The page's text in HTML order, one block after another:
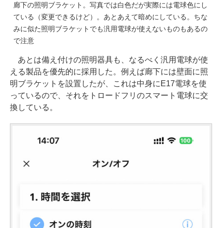
廊下の照明ブラケット。写真では白色だが実際には電球色にし
ている（変更できるけど）。あとあえて暗めにしている。ちな
みに似た照明ブラケットでも汎用電球が使えないものもあるの
で注意
あとは備え付けの照明器具も、なるべく汎用電球が使
える製品を優先的に採用した。例えば廊下には壁面に照
明ブラケットを設置したが、これは中身にE17電球を使
っているので、それをトロードフリのスマート電球に交
換している。